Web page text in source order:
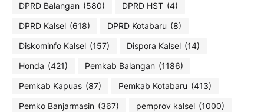
DPRD Balangan (580) DPRD HST (4)
DPRD Kalsel (618) DPRD Kotabaru (8)
Diskominfo Kalsel (157) Dispora Kalsel (14)
Honda (421) Pemkab Balangan (1186)
Pemkab Kapuas (87) Pemkab Kotabaru (413)
Pemko Banjarmasin (367) pemprov kalsel (1000)